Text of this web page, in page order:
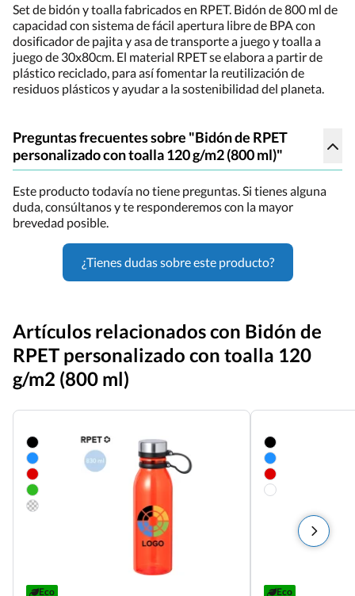
Set de bidón y toalla fabricados en RPET. Bidón de 800 ml de
capacidad con sistema de fácil apertura libre de BPA con
dosificador de pajita y asa de transporte a juego y toalla a
juego de 30x80cm. El material RPET se elabora a partir de
plástico reciclado, para así fomentar la reutilización de
residuos plásticos y ayudar a la sostenibilidad del planeta.
Preguntas frecuentes sobre "Bidón de RPET
personalizado con toalla 120 g/m2 (800 ml)"
Este producto todavía no tiene preguntas. Si tienes alguna
duda, consúltanos y te responderemos con la mayor
brevedad posible.
¿Tienes dudas sobre este producto?
Artículos relacionados con Bidón de
RPET personalizado con toalla 120
g/m2 (800 ml)
Eco Eco